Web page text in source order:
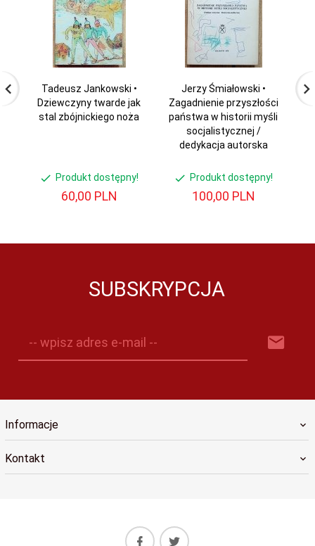
Tadeusz Jankowski •
Dziewczyny twarde jak
stal zbójnickiego noża
Produkt dostępny!
60,00 PLN
Jerzy Śmiałowski •
Zagadnienie przyszłości
państwa w historii myśli
socjalistycznej /
dedykacja autorska
Produkt dostępny!
100,00 PLN
SUBSKRYPCJA
-- wpisz adres e-mail --
Informacje
Kontakt